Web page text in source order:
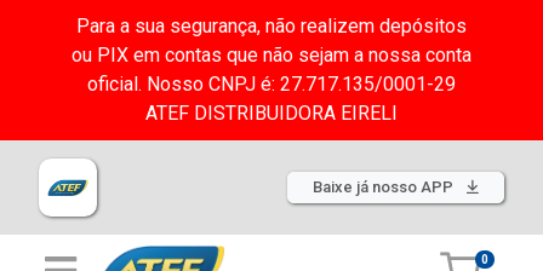
Para a sua segurança, não realizem depósitos
ou PIX em contas que não sejam a nossa conta
oficial. Nosso CNPJ é: 27.717.135/0001-29
ATEF DISTRIBUIDORA EIRELI
Baixe já nosso APP
0